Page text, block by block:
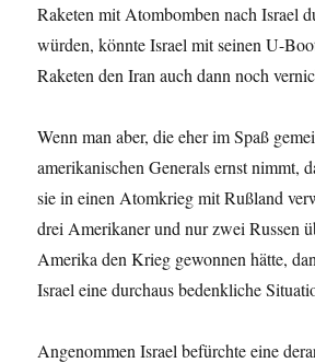
Raketen mit Atombomben nach Israel
würden, könnte Israel mit seinen U-
Raketen den Iran auch dann noch
Wenn man aber, die eher im Spaß
amerikanischen Generals ernst nimmt,
sie in einen Atomkrieg mit Rußland
drei Amerikaner und nur zwei Russen
Amerika den Krieg gewonnen hätte,
Israel eine durchaus bedenkliche
Angenommen Israel befürchte eine